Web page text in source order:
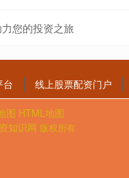
您的投资之旅
台 线上股票配资门户
图 HTML地图
知识网 版权所有